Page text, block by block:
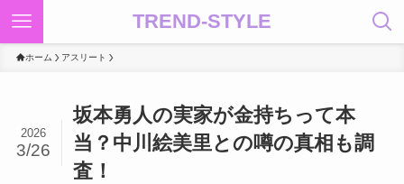
TREND-STYLE
ホーム アスリート
坂本勇人の実家が金持ちって本
当？中川絵美里との噂の真相も調
査！
2026
3/26